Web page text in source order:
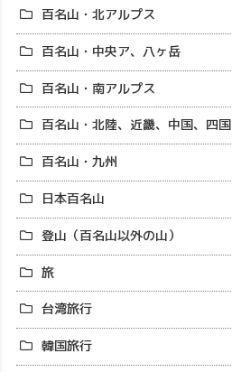
百名山・北アルプス
百名山・中央ア、八ヶ岳
百名山・南アルプス
百名山・北陸、近畿、中国、四国
百名山・九州
日本百名山
登山（百名山以外の山）
旅
台湾旅行
韓国旅行